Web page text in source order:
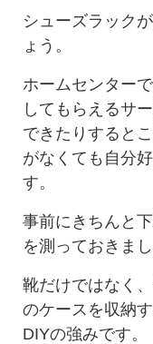
シューズラック
ょう。
ホームセンター
してもらえるサ
できたりすると
がなくても自分
す。
事前にきちんと
を測っておきまし
靴だけではなく
のケースを収納
DIYの強みです。